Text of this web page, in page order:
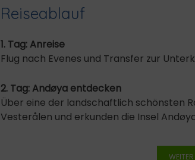
Reiseablauf
1. Tag: Anreise
Flug nach Evenes und Transfer zur
2. Tag: Andøya entdecken
Über eine der landschaftlich schönsten
Vesterålen und erkunden die Insel
WEITER